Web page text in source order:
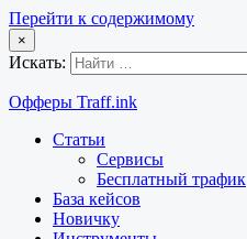
Перейти к содержимому
×
Искать:
Офферы Traff.ink
Статьи
Сервисы
Бесплатный трафик
База кейсов
Новичку